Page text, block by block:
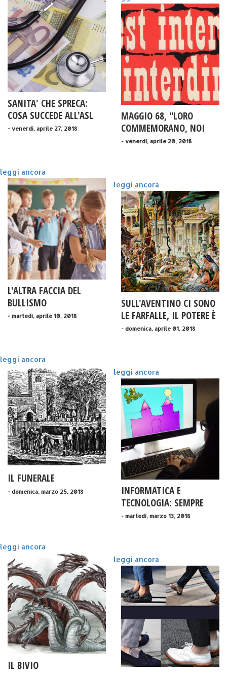
SANITA' CHE SPRECA:
COSA SUCCEDE ALL'ASL
TO3?
- venerdì, aprile 27, 2018
MAGGIO 68, "LORO
COMMEMORANO, NOI
RICOMINCIAMO"
- venerdì, aprile 20, 2018
leggi ancora
L'ALTRA FACCIA DEL
BULLISMO
- martedì, aprile 10, 2018
leggi ancora
SULL'AVENTINO CI SONO
LE FARFALLE, IL POTERE È
PIÙ SOTTO
- domenica, aprile 01, 2018
leggi ancora
IL FUNERALE
- domenica, marzo 25, 2018
leggi ancora
INFORMATICA E
TECNOLOGIA: SEMPRE
MENO DONNE, MA
- martedì, marzo 13, 2018
leggi ancora
IL BIVIO
leggi ancora